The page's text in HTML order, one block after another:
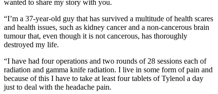
wanted to share my story with you.
“I’m a 37-year-old guy that has survived a multitude of health scares
and health issues, such as kidney cancer and a non-cancerous brain
tumour that, even though it is not cancerous, has thoroughly
destroyed my life.
“I have had four operations and two rounds of 28 sessions each of
radiation and gamma knife radiation. I live in some form of pain and
because of this I have to take at least four tablets of Tylenol a day
just to deal with the headache pain.